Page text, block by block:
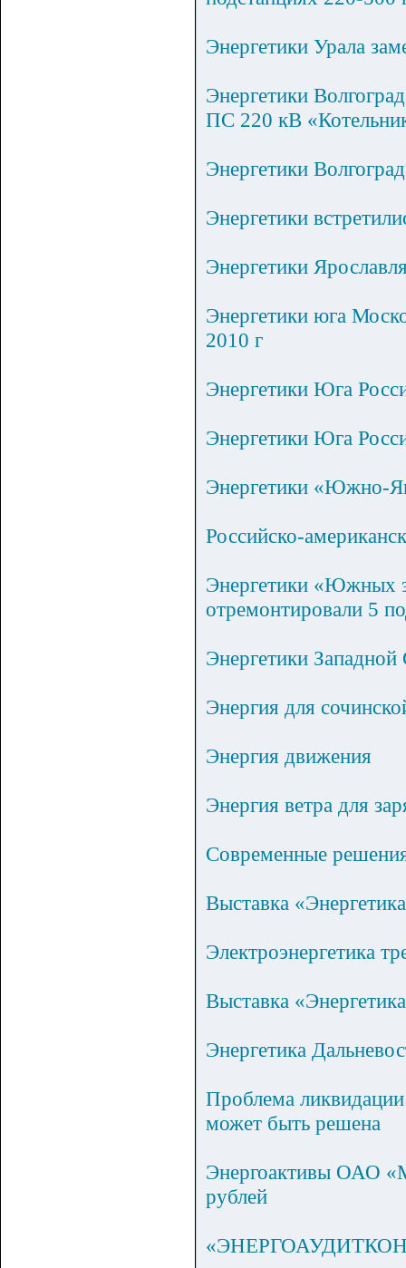
Энергетики Урала
Энергетики
ПС 220 кВ
Энергетики
Энергетики
Энергетики
Энергетики юга
2010 г
Энергетики Юга
Энергетики Юга
Энергетики «Южно-
Российско-
Энергетики «Южных
отремонтировали 5
Энергетики
Энергия для
Энергия движения
Энергия ветра для
Современные
Выставка
Электроэнергетика
Выставка
Энергетика
Проблема
может быть решена
Энергоактивы ОАО
рублей